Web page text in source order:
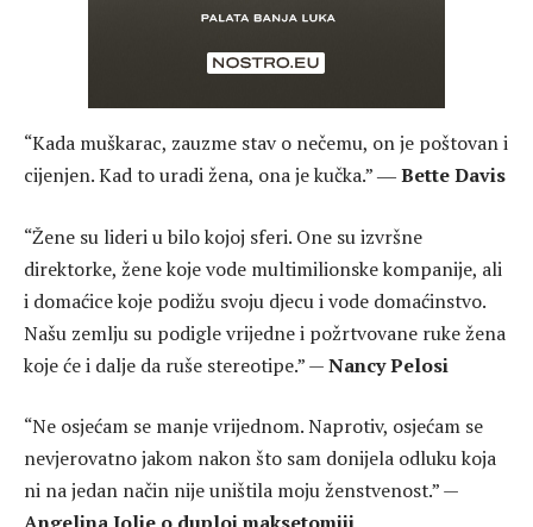
“Kada muškarac, zauzme stav o nečemu, on je poštovan i
cijenjen. Kad to uradi žena, ona je kučka.” ―Bette Davis
“Žene su lideri u bilo kojoj sferi. One su izvršne
direktorke, žene koje vode multimilionske kompanije, ali
i domaćice koje podižu svoju djecu i vode domaćinstvo.
Našu zemlju su podigle vrijedne i požrtvovane ruke žena
koje će i dalje da ruše stereotipe.” —Nancy Pelosi
“Ne osjećam se manje vrijednom. Naprotiv, osjećam se
nevjerovatno jakom nakon što sam donijela odluku koja
ni na jedan način nije uništila moju ženstvenost.” —